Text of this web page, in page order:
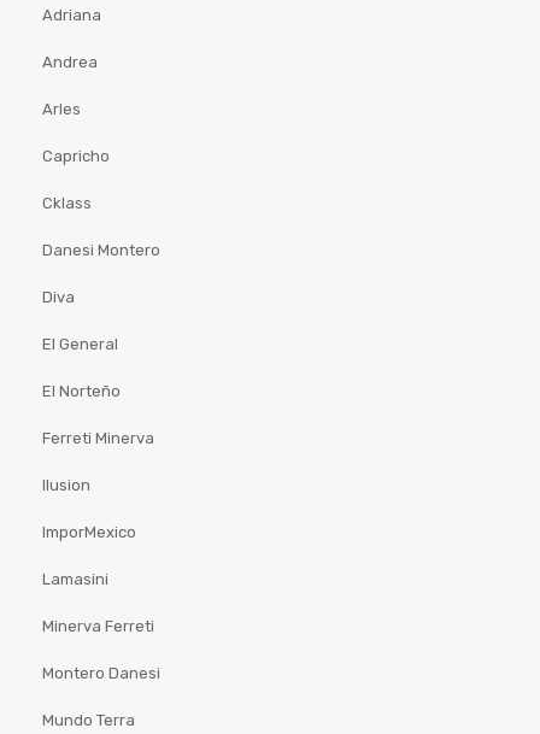
Adriana
Andrea
Arles
Capricho
Cklass
Danesi Montero
Diva
El General
El Norteño
Ferreti Minerva
Ilusion
ImporMexico
Lamasini
Minerva Ferreti
Montero Danesi
Mundo Terra